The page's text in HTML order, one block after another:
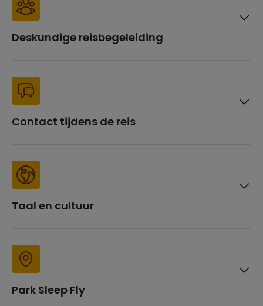
Deskundige reisbegeleiding
Contact tijdens de reis
Taal en cultuur
Park Sleep Fly